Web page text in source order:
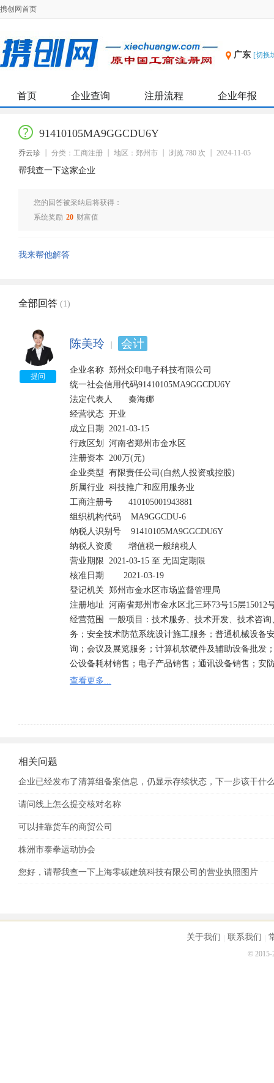
携创网首页
广东 [切换
首页 企业查询 注册流程 企业年报
91410105MA9GGCDU6Y
乔云珍 分类：工商注册 地区：郑州市 浏览 780 次 2024-11-05
帮我查一下这家企业
您的回答被采纳后将获得：
系统奖励 20 财富值
我来帮他解答
全部回答 (1)
提问
陈美玲 会计
企业名称	郑州众印电子科技有限公司
统一社会信用代码91410105MA9GGCDU6Y
法定代表人	秦海娜
经营状态	开业
成立日期	2021-03-15
行政区划	河南省郑州市金水区
注册资本	200万(元)
企业类型	有限责任公司(自然人投资或控股)
所属行业	科技推广和应用服务业
工商注册号	410105001943881
组织机构代码    MA9GGCDU-6
纳税人识别号    91410105MA9GGCDU6Y
纳税人资质	增值税一般纳税人
营业期限	2021-03-15 至 无固定期限
核准日期        2021-03-19
登记机关	郑州市金水区市场监督管理局
注册地址	河南省郑州市金水区北三环73号15层15012号
经营范围	一般项目：技术服务、技术开发、技术咨询、技术交流、技术转让、技术推广；计算机系统服
务；安全技术防范系统设计施工服务；普通机械设备
询；会议及展览服务；计算机软硬件及辅助设备批发
公设备耗材销售；电子产品销售；通讯设备销售；安
货销售；仪器仪表销售；照明器具销售；音响设备销
备销
查看更多...
相关问题
企业已经发布了清算组备案信息，仍显示存续状态，下一步该干什
请问线上怎么提交核对名称
可以挂靠货车的商贸公司
株洲市泰拳运动协会
您好，请帮我查一下上海零碳建筑科技有限公司的营业执照图片
关于我们 联系我们
© 2015-